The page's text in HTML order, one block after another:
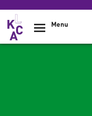
Overslaan en naar
Menu